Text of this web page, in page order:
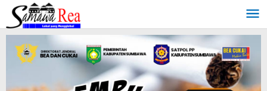
Lewati
konten